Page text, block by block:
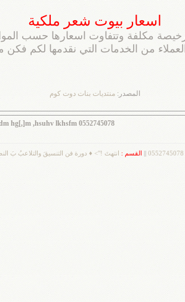
اسعار بيوت شعر ملكية
ورخيصة مكلفة وتتفاوت اسعارها حسب
من الخدمات التي نقدمها لكم فكن
المصدر: منتديات بنات دوت كوم
hg[,]m ,hsuhv lkhsfm 0552745078
القسم : انتهتَ !"> ♦ دورة فن التنسيقَ والتلاعبُ بَ